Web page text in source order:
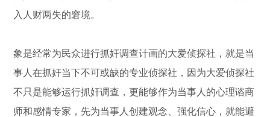
入人财两失的窘境。
象是经常为民众进行抓奸调查计画的大爱侦探社，就是当
事人在抓奸当下不可或缺的专业侦探社，因为大爱侦探社
不只是能够运行抓奸调查，更能够作为当事人的心理谘商
师和感情专家，先为当事人创建观念、强化信心，就能避